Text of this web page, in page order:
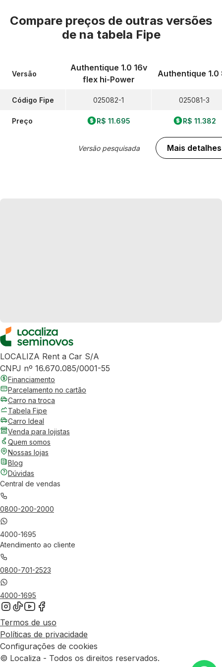
Compare preços de outras versões
de na tabela Fipe
Versão
Código Fipe
Preço
Authentique 1.0 16v
flex hi-Power
025082-1
R$ 11.695
Versão pesquisada
Authentique 1.0
025081-3
R$ 11.382
Mais detalhes
LOCALIZA Rent a Car S/A
CNPJ nº 16.670.085/0001-55
Financiamento
Parcelamento no cartão
Carro na troca
Tabela Fipe
Carro Ideal
Venda para lojistas
Quem somos
Nossas lojas
Blog
Dúvidas
Central de vendas
0800-200-2000
4000-1695
Atendimento ao cliente
0800-701-2523
4000-1695
Termos de uso
Políticas de privacidade
Configurações de cookies
© Localiza - Todos os direitos reservados.